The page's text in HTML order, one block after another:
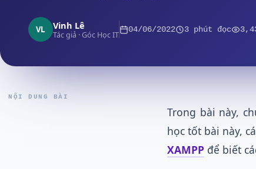
VL Vinh Lê
Tác giả · Góc Học IT
04/06/2022 3 phút đọc
NỘI DUNG BÀI
Trong bài này,
học tốt bài này,
XAMPP để biết